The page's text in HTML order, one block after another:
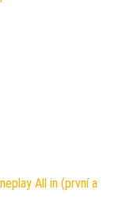
Kč.
All in (první a